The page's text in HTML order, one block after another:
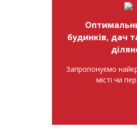
будинків, дач
Запропонуємо
місті чи